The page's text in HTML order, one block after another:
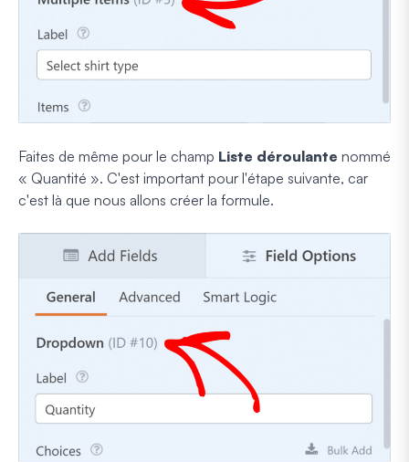
Faites de même pour le champ Liste déroulante nommé
« Quantité ». C'est important pour l'étape suivante, car
c'est là que nous allons créer la formule.